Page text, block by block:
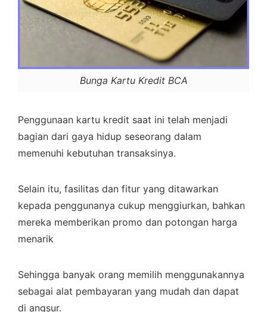
Bunga Kartu Kredit BCA
Penggunaan kartu kredit saat ini telah menjadi
bagian dari gaya hidup seseorang dalam
memenuhi kebutuhan transaksinya.
Selain itu, fasilitas dan fitur yang ditawarkan
kepada penggunanya cukup menggiurkan, bahkan
mereka memberikan promo dan potongan harga
menarik
Sehingga banyak orang memilih menggunakannya
sebagai alat pembayaran yang mudah dan dapat
di angsur.